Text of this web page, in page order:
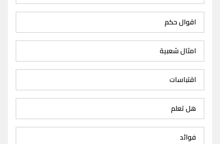
اقوال حكم
امثال شعبية
اقتباسات
هل تعلم
فوائد